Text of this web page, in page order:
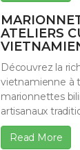
ATELIERS
Découvrez la
vietnamienne à
marionnettes
artisanaux
Read More